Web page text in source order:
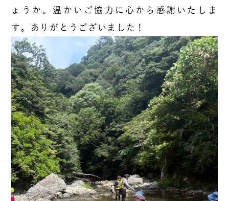
ょうか。温かいご協力に心から感謝いたしま
す。ありがとうございました！